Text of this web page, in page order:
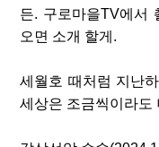
든. 구로마을TV에서
오면 소개 할게 .
세월호 때처럼 지난
세상은 조금씩이라도